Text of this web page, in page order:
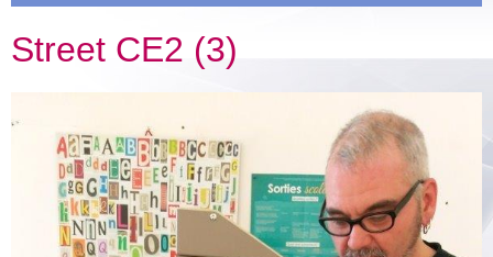
Street CE2 (3)